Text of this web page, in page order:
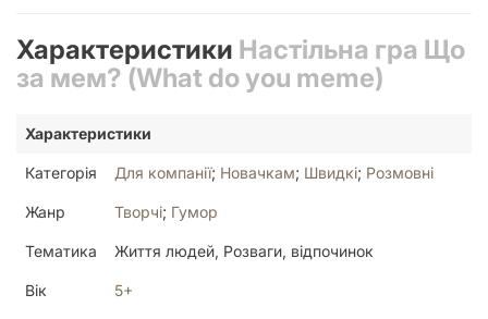
стане гравець, який набере якомога більше балів і не лусне
зі сміху (в туалет теж краще сходити завчасно!) Тому
терміново відточуйте своє почуття гумору та замовляйте
перснів»: не можна просто так взяти і не купити коробочку
велика компанія друзів або родичів вимагає продовження
Довжина хвилі.
Характеристики Настільна гра Що
за мем? (What do you meme)
Характеристики
Категорія Для компанії; Новачкам; Швидкі; Розмовні
Жанр Творчі; Гумор
Тематика Життя людей, Розваги, відпочинок
Вік 5+